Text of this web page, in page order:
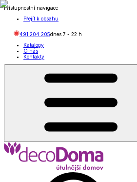
Přístupnostní navigace
Přejít k obsahu
491 204 205dnes 7 - 22 h
Katalogy
O nás
Kontakty